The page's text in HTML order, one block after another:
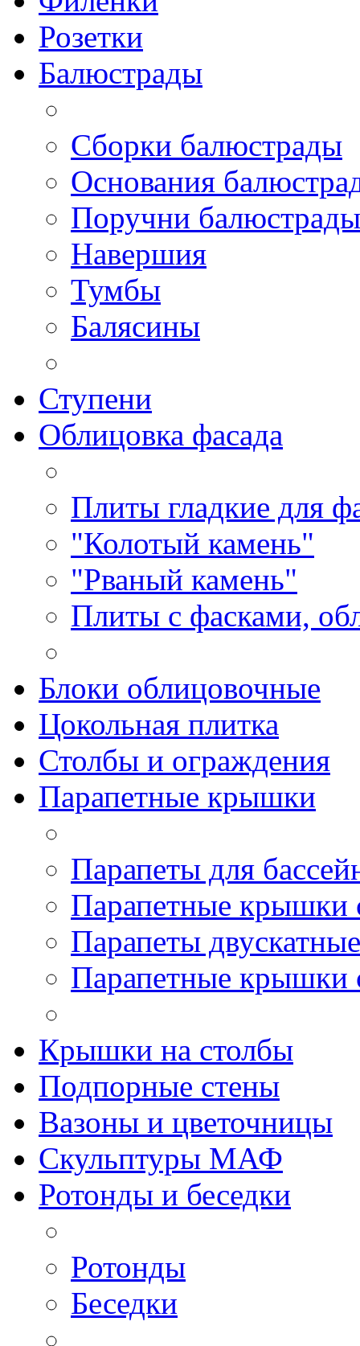
Розетки
Балюстрады
Сборки балюстрады
Основания
Поручни балюстрады
Навершия
Тумбы
Балясины
Ступени
Облицовка фасада
Плиты гладкие для
"Колотый камень"
"Рваный камень"
Плиты с фасками,
Блоки облицовочные
Цокольная плитка
Столбы и ограждения
Парапетные крышки
Парапеты для
Парапетные крышки
Парапеты двускатные
Парапетные крышки
Крышки на столбы
Подпорные стены
Вазоны и цветочницы
Скульптуры МАФ
Ротонды и беседки
Ротонды
Беседки